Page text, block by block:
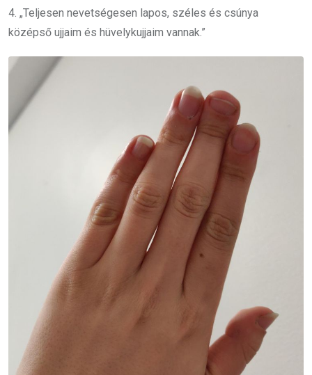
4. „Teljesen nevetségesen lapos, széles és csúnya
középső ujjaim és hüvelykujjaim vannak.”